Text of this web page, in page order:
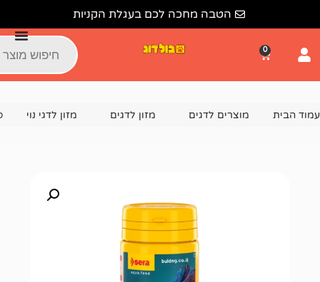
הטבה מחכה לכם בעגלת הקניות
לדגים מזון לדגים מזון לדגי נוי סרה מזון לדגים